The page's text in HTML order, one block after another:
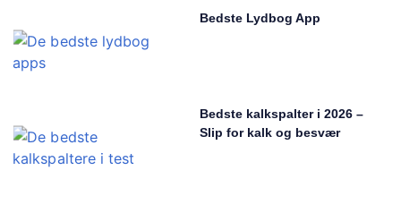
Bedste Lydbog App
Bedste kalkspalter i 2026 –
Slip for kalk og besvær